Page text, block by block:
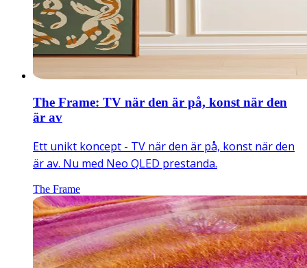
The Frame: TV när den är på, konst när den
är av
Ett unikt koncept - TV när den är på, konst när den
är av. Nu med Neo QLED prestanda.
The Frame